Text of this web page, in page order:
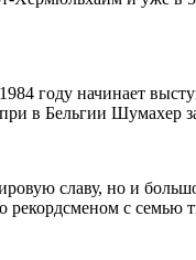
году начинает
в Бельгии Шумахер
славу, но и
рекордсменом с семью